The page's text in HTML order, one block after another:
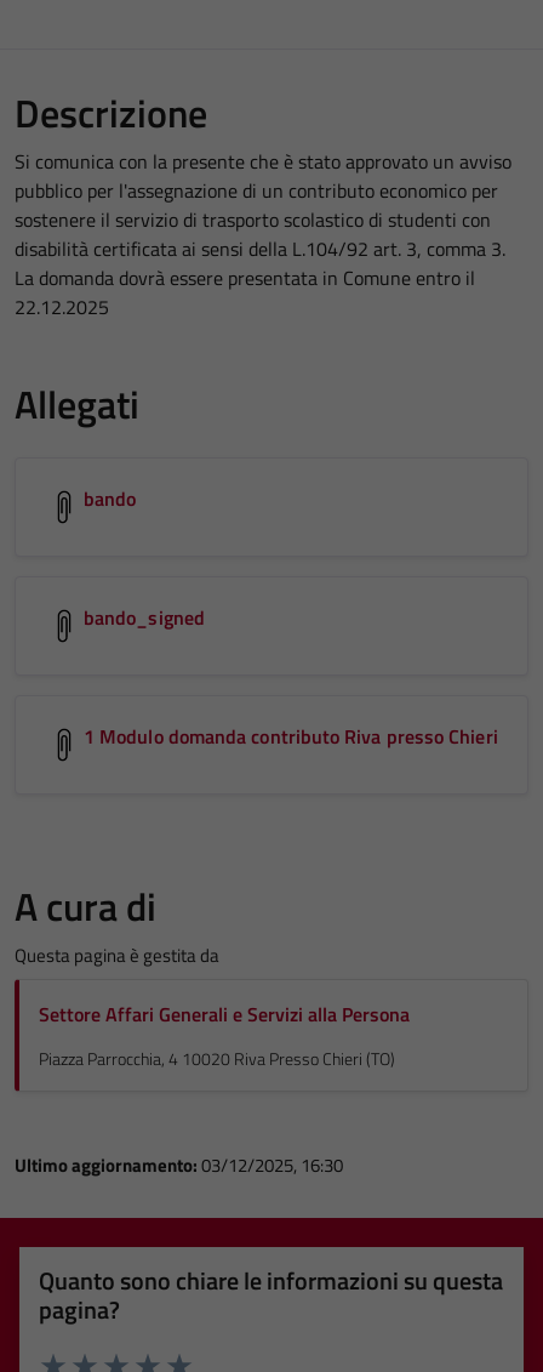
Descrizione
Si comunica con la presente che è stato approvato un avviso
pubblico per l'assegnazione di un contributo economico per
sostenere il servizio di trasporto scolastico di studenti con
disabilità certificata ai sensi della L.104/92 art. 3, comma 3.
La domanda dovrà essere presentata in Comune entro il
22.12.2025
Allegati
bando
bando_signed
1 Modulo domanda contributo Riva presso Chieri
A cura di
Questa pagina è gestita da
Settore Affari Generali e Servizi alla Persona
Piazza Parrocchia, 4 10020 Riva Presso Chieri (TO)
Ultimo aggiornamento:03/12/2025, 16:30
Quanto sono chiare le informazioni su questa
pagina?